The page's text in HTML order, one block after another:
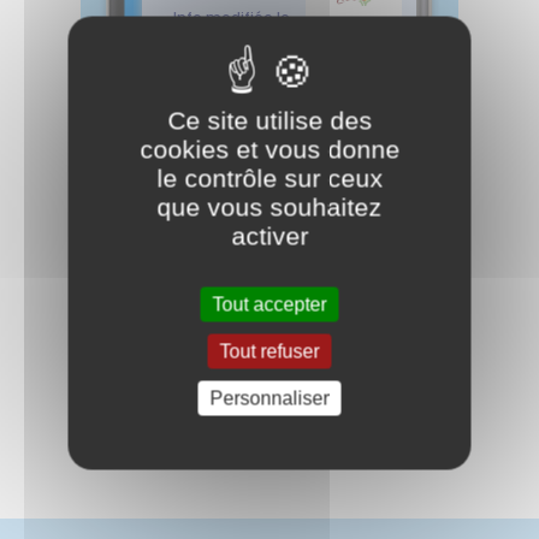
Retour à l'accueil
Ce site utilise des
cookies et vous donne
le contrôle sur ceux
que vous souhaitez
activer
Tout accepter
Tout refuser
Personnaliser